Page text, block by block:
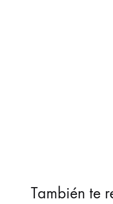
También te